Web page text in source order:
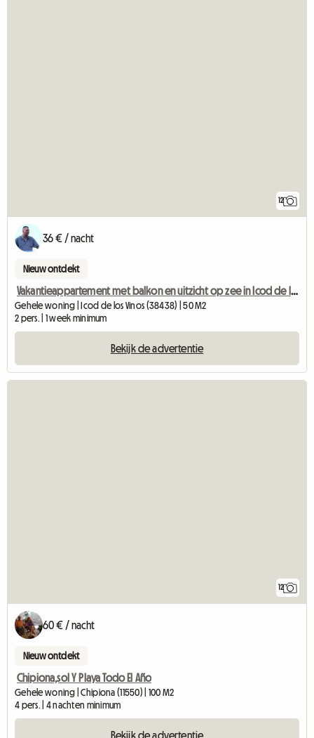
12
36 € / nacht
Nieuw ontdekt
Vakantieappartement met balkon en uitzicht op zee in Icod de los Vinos,
Gehele woning | Icod de los Vinos (38438) | 50 M2
2 pers. | 1 week minimum
Bekijk de advertentie
12
60 € / nacht
Nieuw ontdekt
Chipiona,sol Y Playa Todo El Año
Gehele woning | Chipiona (11550) | 100 M2
4 pers. | 4 nachten minimum
Bekijk de advertentie